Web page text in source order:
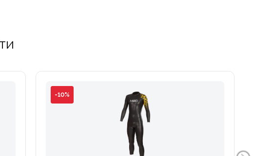
вырезом обеспечивает плотную посадку без
-10%